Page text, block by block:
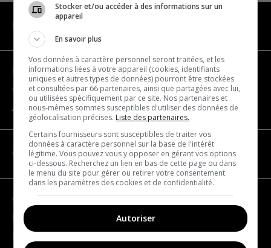
Become a partner
Contact us
About us
CATEGORIES
Geography
France
Stocker et/ou accéder à des informations sur un
appareil
En savoir plus
Vos données à caractère personnel seront traitées, et les
informations liées à votre appareil (cookies, identifiants
uniques et autres types de données) pourront être stockées
et consultées par 66 partenaires, ainsi que partagées avec lui,
ou utilisées spécifiquement par ce site. Nos partenaires et
nous-mêmes sommes susceptibles d'utiliser des données de
géolocalisation précises. Liste des partenaires.
Certains fournisseurs sont susceptibles de traiter vos
données à caractère personnel sur la base de l'intérêt
légitime. Vous pouvez vous y opposer en gérant vos options
ci-dessous. Recherchez un lien en bas de cette page ou dans
le menu du site pour gérer ou retirer votre consentement
dans les paramètres des cookies et de confidentialité.
Autoriser